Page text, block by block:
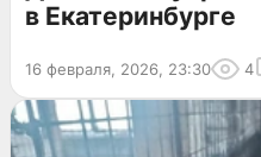
в Екатеринбурге
16 февраля, 2026, 23:30 4